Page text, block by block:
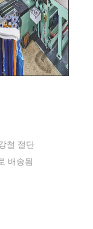
철 절단
배송됨